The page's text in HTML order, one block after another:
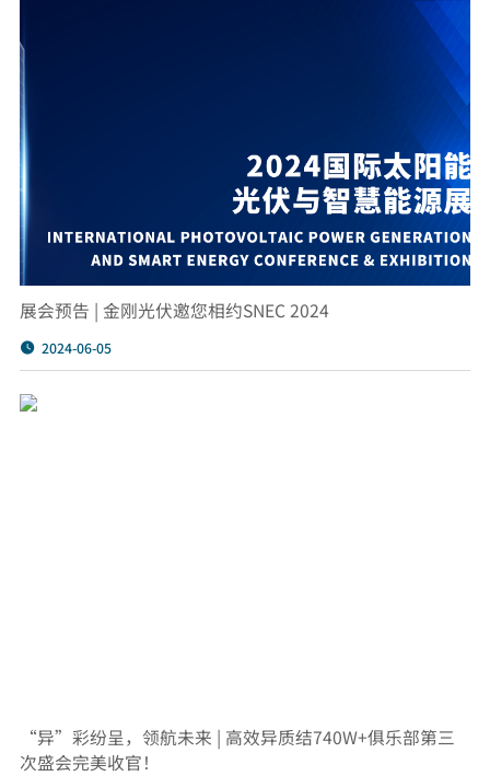
展会预告 | 金刚光伏邀您相约SNEC 2024
2024-06-05
“异”彩纷呈，领航未来 | 高效异质结740W+俱乐部第三
次盛会完美收官！